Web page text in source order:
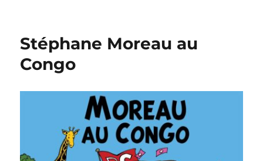
le
!
Stéphane Moreau au
Congo